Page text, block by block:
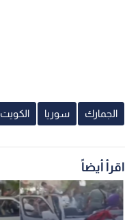
الجمارك سوريا الكويت
اقرأ أيضاً